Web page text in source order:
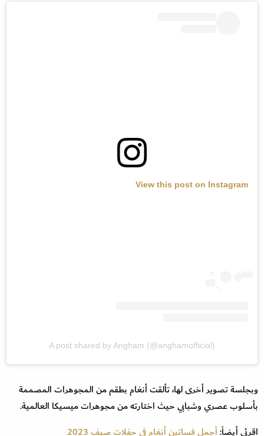
View this post on Instagram
A post shared by Angham (@anghamofficial)
وبجلسة تصوير أخرى لها، تألقت أنغام بطقم من المجوهرات المصممة
بأسلوب عصري وشبابي حيث اختارته من مجوهرات ميسيكا العالمية.
اقرئي أيضاً:أجمل فساتين أنغام في حفلات صيف 2023